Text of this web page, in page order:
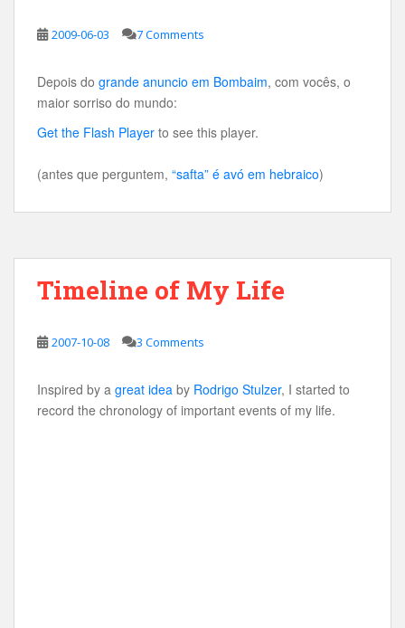
2009-06-03 7 Comments
Depois do grande anuncio em Bombaim, com vocês, o
maior sorriso do mundo:
Get the Flash Player to see this player.
(antes que perguntem, “safta” é avó em hebraico)
Timeline of My Life
2007-10-08 3 Comments
Inspired by a great idea by Rodrigo Stulzer, I started to
record the chronology of important events of my life.